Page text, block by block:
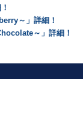
～」詳細！
～」詳細！